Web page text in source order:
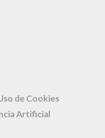
de Cookies
Artificial